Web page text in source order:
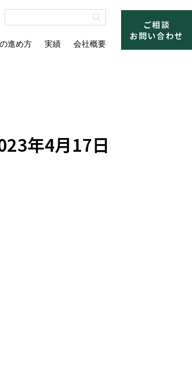
進め方 実績 会社概要
ご相談
お問い合わせ
年4月17日